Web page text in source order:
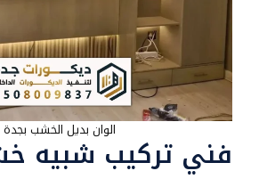
الوان بديل الخشب بجدة
فني تركيب شبيه